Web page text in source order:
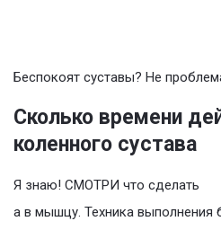
Беспокоят суставы? Не
Сколько времени
коленного сустава
Я знаю! СМОТРИ что сделать
а в мышцу. Техника выполнения